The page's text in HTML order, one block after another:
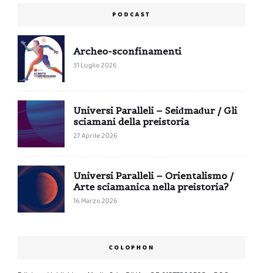
PODCAST
Archeo-sconfinamenti
31 Luglio 2026
Universi Paralleli – Seiđmađur / Gli
sciamani della preistoria
27 Aprile 2026
Universi Paralleli – Orientalismo /
Arte sciamanica nella preistoria?
16 Marzo 2026
COLOPHON